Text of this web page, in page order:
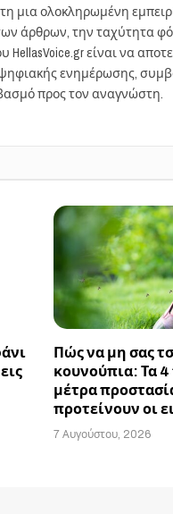
μια ολοκληρωμένη
άρθρων, την ταχύτητα
είναι να
ενημέρωσης,
προς τον αναγνώστη.
Πώς να μη σας
κουνούπια: Τα 4
μέτρα
προτείνουν οι
7 Αυγούστου, 2026